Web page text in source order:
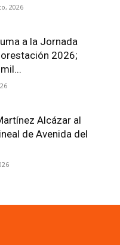
2026
a la Jornada
2026;
Alcázar al
de Avenida del